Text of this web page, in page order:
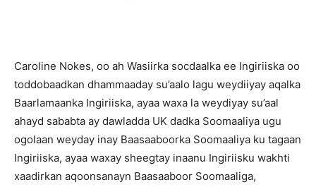
Caroline Nokes, oo ah Wasiirka socdaalka ee Ingiriiska oo
toddobaadkan dhammaaday su’aalo lagu weydiiyay aqalka
Baarlamaanka Ingiriiska, ayaa waxa la weydiyay su’aal
ahayd sababta ay dawladda UK dadka Soomaaliya ugu
ogolaan weyday inay Baasaaboorka Soomaaliya ku tagaan
Ingiriiska, ayaa waxay sheegtay inaanu Ingiriisku wakhti
xaadirkan aqoonsanayn Baasaaboor Soomaaliga,